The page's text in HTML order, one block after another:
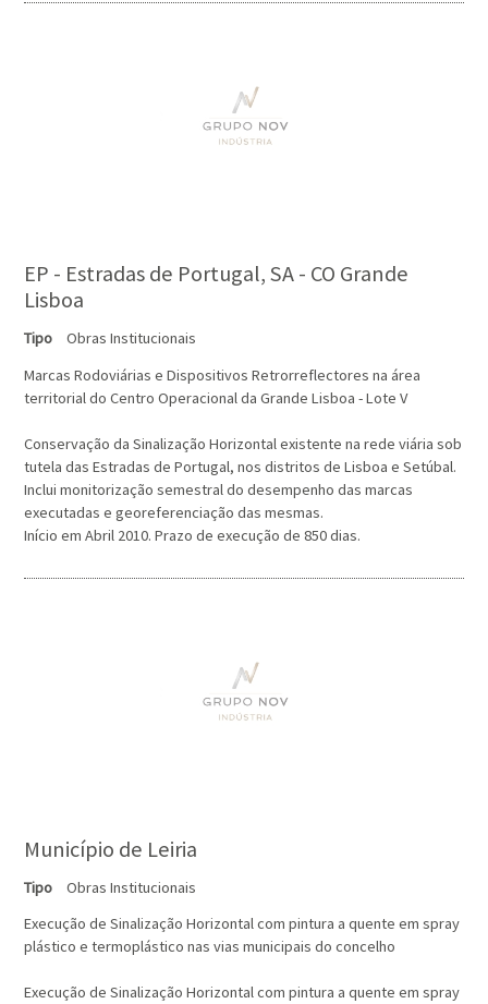
EP - Estradas de Portugal, SA - CO Grande
Lisboa
Tipo
Obras Institucionais
Marcas Rodoviárias e Dispositivos Retrorreflectores na área
territorial do Centro Operacional da Grande Lisboa - Lote V
Conservação da Sinalização Horizontal existente na rede viária sob
tutela das Estradas de Portugal, nos distritos de Lisboa e Setúbal.
Inclui monitorização semestral do desempenho das marcas
executadas e georeferenciação das mesmas.
Início em Abril 2010. Prazo de execução de 850 dias.
Município de Leiria
Tipo
Obras Institucionais
Execução de Sinalização Horizontal com pintura a quente em spray
plástico e termoplástico nas vias municipais do concelho
Execução de Sinalização Horizontal com pintura a quente em spray